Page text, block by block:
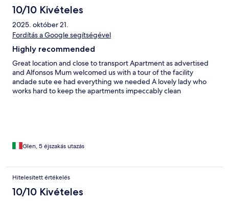
10/10 Kivételes
2025. október 21.
Fordítás a Google segítségével
Highly recommended
Great location and close to transport Apartment as advertised
and Alfonsos Mum welcomed us with a tour of the facility
andade sute ee had everything we needed A lovely lady who
works hard to keep the apartments impeccably clean
Glen, 5 éjszakás utazás
Hitelesített értékelés
10/10 Kivételes